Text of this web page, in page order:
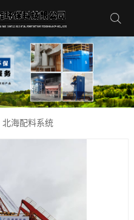
北海配料系统